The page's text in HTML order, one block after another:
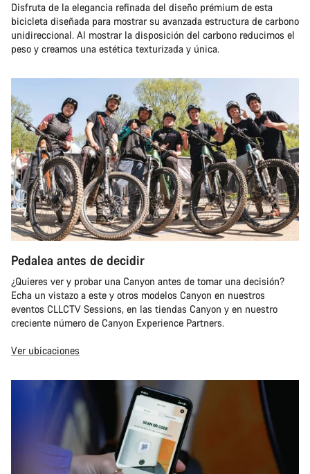
Disfruta de la elegancia refinada del diseño prémium de esta
bicicleta diseñada para mostrar su avanzada estructura de carbono
unidireccional. Al mostrar la disposición del carbono reducimos el
peso y creamos una estética texturizada y única.
Pedalea antes de decidir
¿Quieres ver y probar una Canyon antes de tomar una decisión?
Echa un vistazo a este y otros modelos Canyon en nuestros
eventos CLLCTV Sessions, en las tiendas Canyon y en nuestro
creciente número de Canyon Experience Partners.
Ver ubicaciones